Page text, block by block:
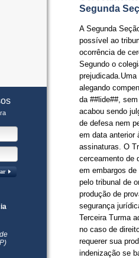
Segunda
​A Segunda
possível ao
ocorrência de
Segundo o
alegando
da ##lide##,
acabou sendo
de defesa nem
em data anterior
assinaturas. O
cerceamento de
em embargos
pelo tribunal de
produção de
segurança
Terceira Turma
no caso de
requerer sua
indenização se